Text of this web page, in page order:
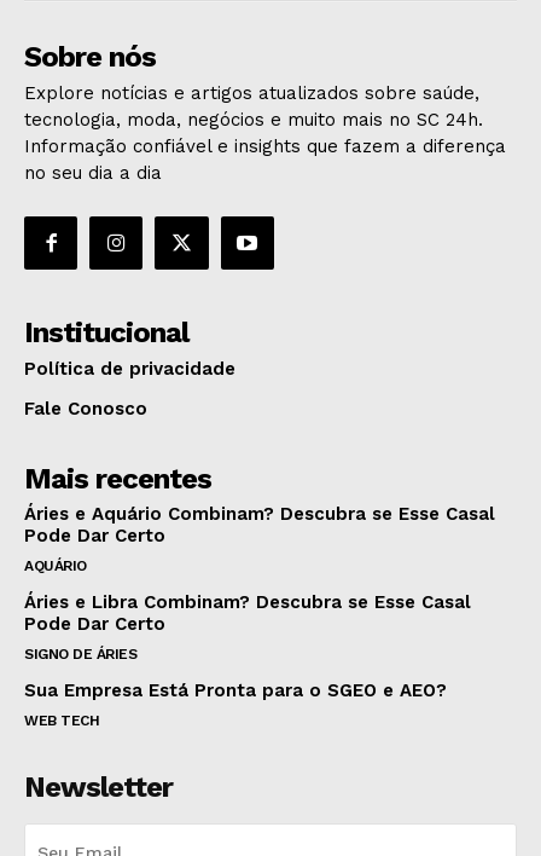
Sobre nós
Explore notícias e artigos atualizados sobre saúde,
tecnologia, moda, negócios e muito mais no SC 24h.
Informação confiável e insights que fazem a diferença
no seu dia a dia
Institucional
Política de privacidade
Fale Conosco
Mais recentes
Áries e Aquário Combinam? Descubra se Esse Casal
Pode Dar Certo
AQUÁRIO
Áries e Libra Combinam? Descubra se Esse Casal
Pode Dar Certo
SIGNO DE ÁRIES
Sua Empresa Está Pronta para o SGEO e AEO?
WEB TECH
Newsletter